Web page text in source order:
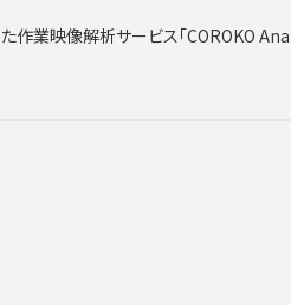
作業映像解析サービス「COROKO